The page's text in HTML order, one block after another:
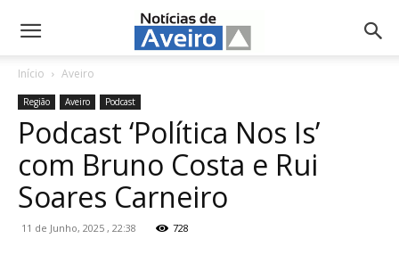
NotíciasdeAveiro.pt
Início Aveiro
Região Aveiro Podcast
Podcast ‘Política Nos Is’
com Bruno Costa e Rui
Soares Carneiro
11 de Junho, 2025 , 22:38 728